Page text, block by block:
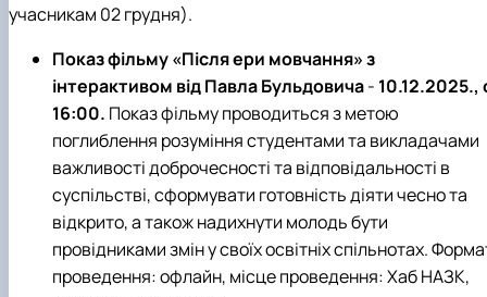
учасникам 02грудня).
Показ фільму «Після ери мовчання» з
інтерактивом від Павла Бульдовича- 10.12.2025.,
16:00. Показ фільму проводиться з метою
поглиблення розуміння студентами та викладачами
важливості доброчесності та відповідальності в
суспільстві, сформувати готовність діяти чесно та
відкрито, а також надихнути молодь бути
провідниками змін у своїх освітніх спільнотах.
проведення: офлайн, місце проведення: Хаб НАЗК,